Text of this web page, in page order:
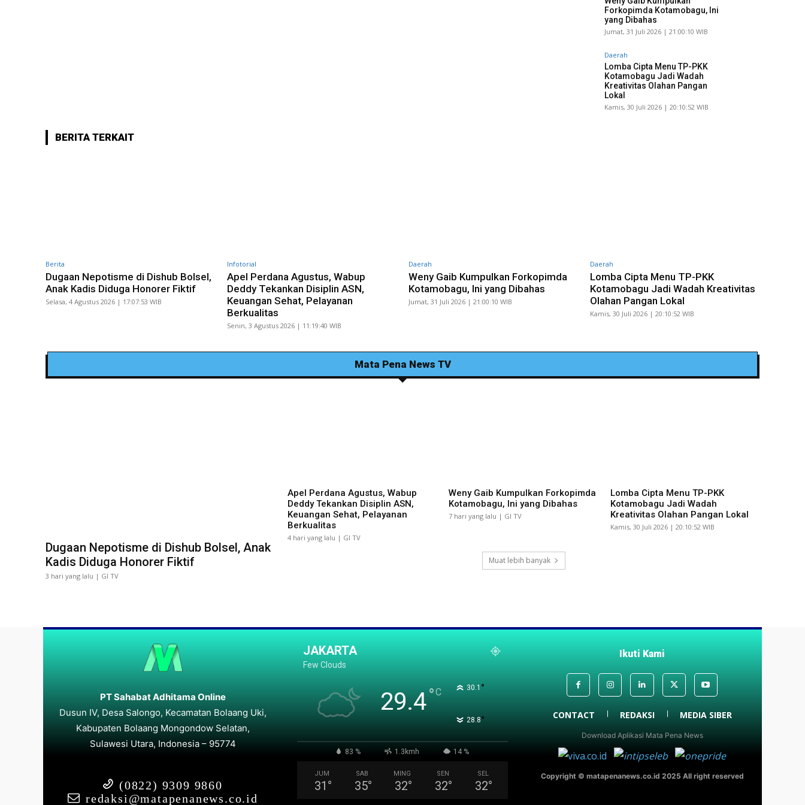
Forkopimda Kotamobagu, Ini
yang Dibahas
Jumat, 31 Juli 2026 | 21:00:10 WIB
Daerah
Lomba Cipta Menu TP-PKK
Kotamobagu Jadi Wadah
Kreativitas Olahan Pangan
Lokal
Kamis, 30 Juli 2026 | 20:10:52 WIB
BERITA TERKAIT
Berita
Dugaan Nepotisme di Dishub Bolsel,
Anak Kadis Diduga Honorer Fiktif
Selasa, 4 Agustus 2026 | 17:07:53 WIB
Infotorial
Apel Perdana Agustus, Wabup
Deddy Tekankan Disiplin ASN,
Keuangan Sehat, Pelayanan
Berkualitas
Senin, 3 Agustus 2026 | 11:19:40 WIB
Daerah
Weny Gaib Kumpulkan Forkopimda
Kotamobagu, Ini yang Dibahas
Jumat, 31 Juli 2026 | 21:00:10 WIB
Daerah
Lomba Cipta Menu TP-PKK
Kotamobagu Jadi Wadah Kreativitas
Olahan Pangan Lokal
Kamis, 30 Juli 2026 | 20:10:52 WIB
Mata Pena News TV
Dugaan Nepotisme di Dishub Bolsel, Anak
Kadis Diduga Honorer Fiktif
3 hari yang lalu | GI TV
Apel Perdana Agustus, Wabup
Deddy Tekankan Disiplin ASN,
Keuangan Sehat, Pelayanan
Berkualitas
4 hari yang lalu | GI TV
Weny Gaib Kumpulkan Forkopimda
Kotamobagu, Ini yang Dibahas
7 hari yang lalu | GI TV
Lomba Cipta Menu TP-PKK
Kotamobagu Jadi Wadah
Kreativitas Olahan Pangan Lokal
Kamis, 30 Juli 2026 | 20:10:52 WIB
Muat lebih banyak
PT Sahabat Adhitama Online
Dusun IV, Desa Salongo, Kecamatan Bolaang Uki,
Kabupaten Bolaang Mongondow Selatan,
Sulawesi Utara, Indonesia – 95774
(0822) 9309 9860
redaksi@matapenanews.co.id
JAKARTA
Few Clouds
29.4°C 30.1 °
28.8°
83 % 1.3kmh 14 %
JUM
31 °
SAB
35°
MING
32°
SEN
32°
SEL
32°
Ikuti Kami
CONTACT REDAKSI MEDIA SIBER
Download Aplikasi Mata Pena News
Copyright © matapenanews.co.id 2025 All right reserved